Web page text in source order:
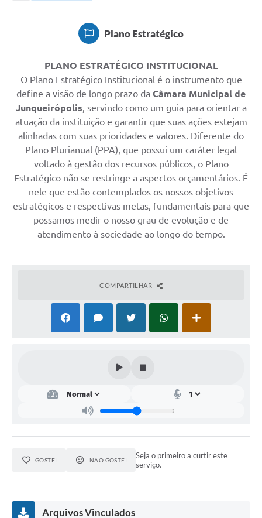
Relatório de Viagens
Audiências Públicas
Prestação de Contas
Diário Oficial
Transparência
Notas Explicativas de itens do site
Plano Estratégico
FAQ (Perguntas Frequentes)
Pesquisa de satisfação
Obras
Emendas Impositivas
Arquivos para Download
Plano Estratégico
PLANO ESTRATÉGICO INSTITUCIONAL
O Plano Estratégico Institucional é o instrumento que
define a visão de longo prazo da Câmara Municipal de
Junqueirópolis, servindo como um guia para orientar a
atuação da instituição e garantir que suas ações estejam
alinhadas com suas prioridades e valores. Diferente do
Plano Plurianual (PPA), que possui um caráter legal
voltado à gestão dos recursos públicos, o Plano
Estratégico não se restringe a aspectos orçamentários. É
nele que estão contemplados os nossos objetivos
estratégicos e respectivas metas, fundamentais para que
possamos medir o nosso grau de evolução e de
atendimento à sociedade ao longo do tempo.
COMPARTILHAR
GOSTEI NÃO GOSTEI
Seja o primeiro a curtir este
serviço.
Arquivos Vinculados